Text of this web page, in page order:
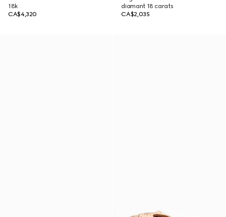
18k
CA$4,320
diamant 18 carats
CA$2,035